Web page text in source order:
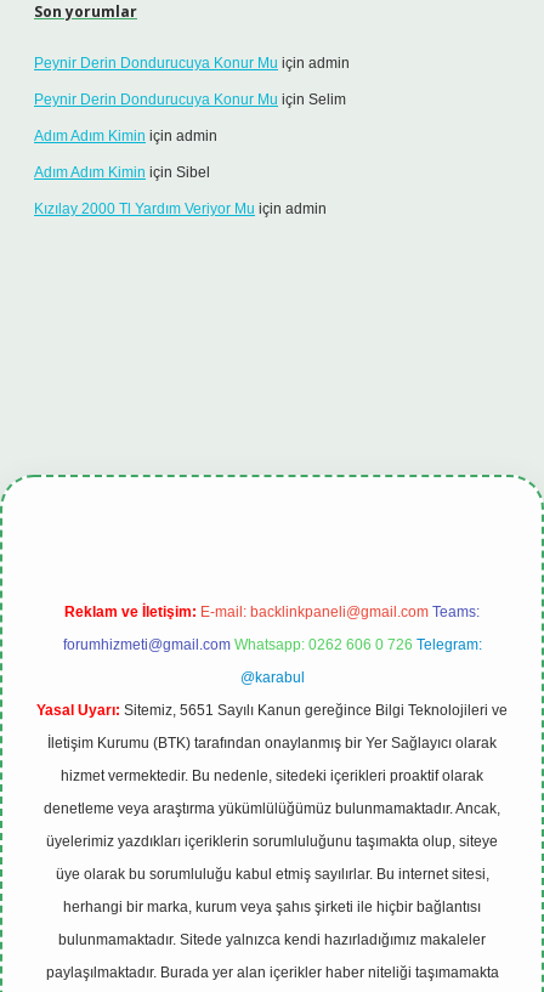
Son yorumlar
Peynir Derin Dondurucuya Konur Mu için admin
Peynir Derin Dondurucuya Konur Mu için Selim
Adım Adım Kimin için admin
Adım Adım Kimin için Sibel
Kızılay 2000 Tl Yardım Veriyor Mu için admin
Reklam ve İletişim: E-mail: backlinkpaneli@gmail.com Teams:
forumhizmeti@gmail.com Whatsapp: 0262 606 0 726 Telegram:
@karabul
Yasal Uyarı: Sitemiz, 5651 Sayılı Kanun gereğince Bilgi Teknolojileri ve
İletişim Kurumu (BTK) tarafından onaylanmış bir Yer Sağlayıcı olarak
hizmet vermektedir. Bu nedenle, sitedeki içerikleri proaktif olarak
denetleme veya araştırma yükümlülüğümüz bulunmamaktadır. Ancak,
üyelerimiz yazdıkları içeriklerin sorumluluğunu taşımakta olup, siteye
üye olarak bu sorumluluğu kabul etmiş sayılırlar. Bu internet sitesi,
herhangi bir marka, kurum veya şahıs şirketi ile hiçbir bağlantısı
bulunmamaktadır. Sitede yalnızca kendi hazırladığımız makaleler
paylaşılmaktadır. Burada yer alan içerikler haber niteliği taşımamakta